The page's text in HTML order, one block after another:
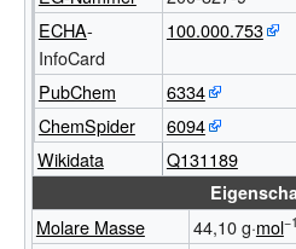
ECHA-
InfoCard
100.000.753
PubChem
6334
ChemSpider
6094
Wikidata
Q131189
Molare Masse 44,10 g·mol−1